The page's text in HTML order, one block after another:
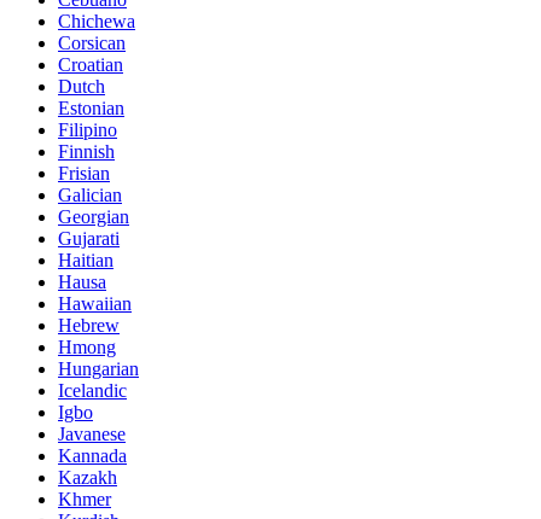
Chichewa
Corsican
Croatian
Dutch
Estonian
Filipino
Finnish
Frisian
Galician
Georgian
Gujarati
Haitian
Hausa
Hawaiian
Hebrew
Hmong
Hungarian
Icelandic
Igbo
Javanese
Kannada
Kazakh
Khmer